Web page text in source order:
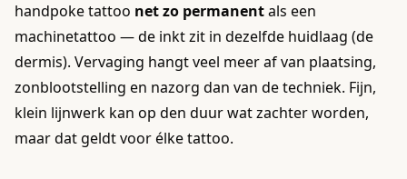
handpoke tattoo net zo permanentals een
machinetattoo — de inkt zit in dezelfde huidlaag (de
dermis). Vervaging hangt veel meer af van plaatsing,
zonblootstelling en nazorg dan van de techniek. Fijn,
klein lijnwerk kan op den duur wat zachter worden,
maar dat geldt voor élke tattoo.